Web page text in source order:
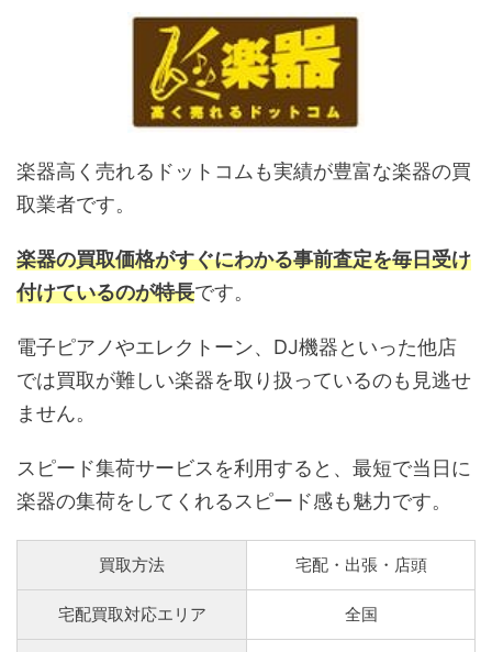
楽器高く売れるドットコムも実績が豊富な楽器の買
取業者です。
楽器の買取価格がすぐにわかる事前査定を毎日受け
付けているのが特長です。
電子ピアノやエレクトーン、DJ機器といった他店
では買取が難しい楽器を取り扱っているのも見逃せ
ません。
スピード集荷サービスを利用すると、最短で当日に
楽器の集荷をしてくれるスピード感も魅力です。
買取方法 宅配・出張・店頭
宅配買取対応エリア 全国